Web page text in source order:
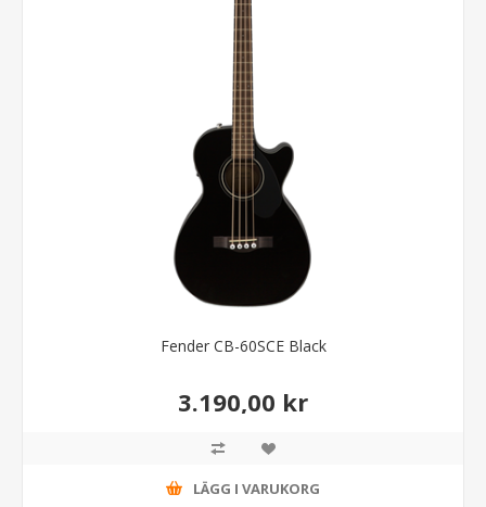
Fender CB-60SCE Black
3.190,00 kr
LÄGG I VARUKORG